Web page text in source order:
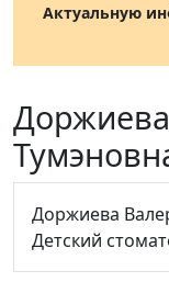
Актуальную
Доржиева
Детский